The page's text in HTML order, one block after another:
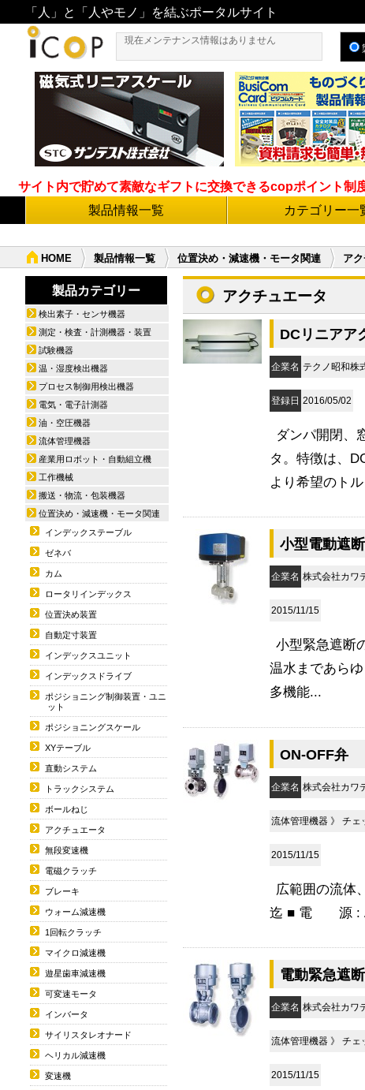
「人」と「人やモノ」を結ぶポータルサイト
現在メンテナンス情報はありません
サイト内で貯めて素敵なギフトに交換できるcopポイント
製品情報一覧
カテゴリー一
HOME 製品情報一覧 位置決め・減速機・モータ関連 ア
アクチュエータ
DCリニアア
企業名 テクノ昭和株
登録日 2016/05/02
ダンパ開閉、
タ。特徴は、
より希望のト
小型電動遮
企業名 株式会社カワ
2015/11/15
小型緊急遮断
温水まであら
多機能...
ON-OFF弁
企業名 株式会社カワ
流体管理機器 》 チェ
2015/11/15
広範囲の流体
迄 ■ 電 源 :
電動緊急遮
企業名 株式会社カワ
流体管理機器 》 チェ
2015/11/15
製品カテゴリー
検出素子・センサ機器
測定・検査・計測機器・装置
試験機器
温・湿度検出機器
プロセス制御用検出機器
電気・電子計測器
油・空圧機器
流体管理機器
産業用ロボット・自動組立機
工作機械
搬送・物流・包装機器
位置決め・減速機・モータ関連
インデックステーブル
ゼネバ
カム
ロータリインデックス
位置決め装置
自動定寸装置
インデックスユニット
インデックスドライブ
ポジショニング制御装置・ユニ
ット
ポジショニングスケール
XYテーブル
直動システム
トラックシステム
ボールねじ
アクチュエータ
無段変速機
電磁クラッチ
ブレーキ
ウォーム減速機
1回転クラッチ
マイクロ減速機
遊星歯車減速機
可変速モータ
インバータ
サイリスタレオナード
ヘリカル減速機
変速機